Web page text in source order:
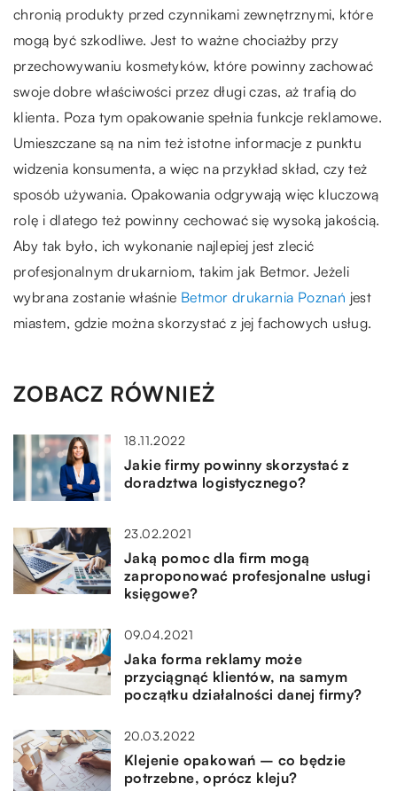
chronią produkty przed czynnikami zewnętrznymi, które
mogą być szkodliwe. Jest to ważne chociażby przy
przechowywaniu kosmetyków, które powinny zachować
swoje dobre właściwości przez długi czas, aż trafią do
klienta. Poza tym opakowanie spełnia funkcje reklamowe.
Umieszczane są na nim też istotne informacje z punktu
widzenia konsumenta, a więc na przykład skład, czy też
sposób używania. Opakowania odgrywają więc kluczową
rolę i dlatego też powinny cechować się wysoką jakością.
Aby tak było, ich wykonanie najlepiej jest zlecić
profesjonalnym drukarniom, takim jak Betmor. Jeżeli
wybrana zostanie właśnie Betmor drukarnia Poznań jest
miastem, gdzie można skorzystać z jej fachowych usług.
ZOBACZ RÓWNIEŻ
18.11.2022
Jakie firmy powinny skorzystać z
doradztwa logistycznego?
23.02.2021
Jaką pomoc dla firm mogą
zaproponować profesjonalne usługi
księgowe?
09.04.2021
Jaka forma reklamy może
przyciągnąć klientów, na samym
początku działalności danej firmy?
20.03.2022
Klejenie opakowań – co będzie
potrzebne, oprócz kleju?